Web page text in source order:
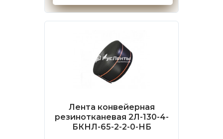
Лента конвейерная
резинотканевая 2Л-130-4-
БКНЛ-65-2-2-0-НБ